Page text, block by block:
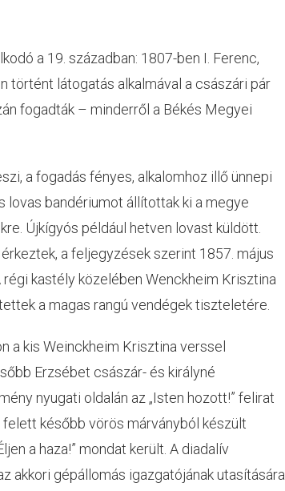
a 19. században: 1807-ben I. Ferenc,
történt látogatás alkalmával a császári pár
fogadták – minderről a Békés Megyei
a fogadás fényes, alkalomhoz illő ünnepi
lovas bandériumot állítottak ki a megye
Újkígyós például hetven lovast küldött.
a feljegyzések szerint 1857. május
régi kastély közelében Wenckheim Krisztina
a magas rangú vendégek tiszteletére.
a kis Weinckheim Krisztina verssel
Erzsébet császár- és királyné
nyugati oldalán az „Isten hozott!” felirat
felett később vörös márványból készült
a haza!” mondat került. A diadalív
akkori gépállomás igazgatójának utasítására